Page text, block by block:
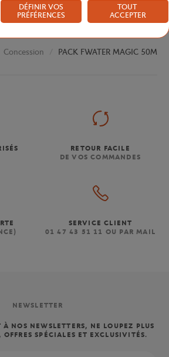
Concession PACK FWATER MAGIC 50ML
RETOUR FACILE
DE VOS COMMANDES
SERVICE CLIENT
01 47 43 51 11 OU PAR MAIL
NEWSLETTER
NOS NEWSLETTERS, NE LOUPEZ PLUS
SPÉCIALES ET EXCLUSIVITÉS.
DÉFINIR VOS
PRÉFÉRENCES
TOUT
ACCEPTER